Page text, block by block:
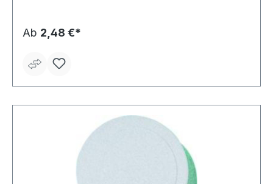
Ab 2,48 €*